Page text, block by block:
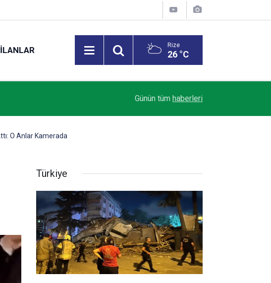
Rize
26 °C
belirlendi
Günün tüm haberleri
O Anlar Kamerada
Türkiye